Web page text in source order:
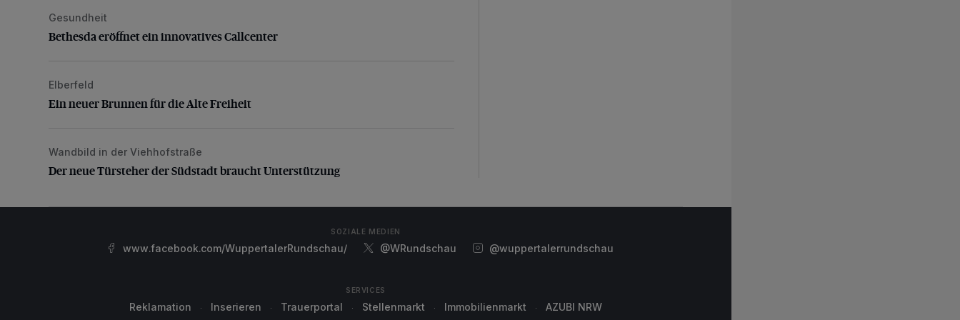
Bethesda eröffnet ein innovatives Callcenter
Gesundheit
Bethesda eröffnet ein innovatives Callcenter
Ein neuer Brunnen für die Alte Freiheit
Elberfeld
Ein neuer Brunnen für die Alte Freiheit
Der neue Türsteher der Südstadt braucht Unterstützung
Wandbild in der Viehhofstraße
Der neue Türsteher der Südstadt braucht Unterstützung
SOZIALE MEDIEN
www.facebook.com/WuppertalerRundschau/ @WRundschau @wuppertalerrundschau
SERVICES
Reklamation Inserieren Trauerportal Stellenmarkt Immobilienmarkt AZUBI NRW